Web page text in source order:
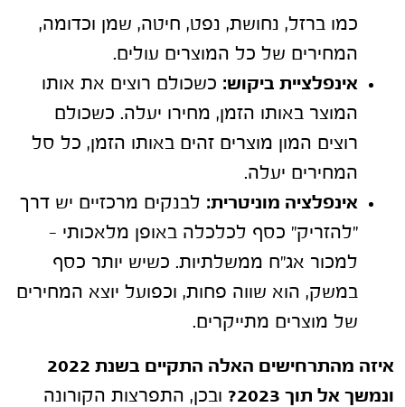
כמו ברזל, נחושת, נפט, חיטה, שמן וכדומה,
המחירים של כל המוצרים עולים.
אינפלציית ביקוש: כשכולם רוצים את אותו
המוצר באותו הזמן, מחירו יעלה. כשכולם
רוצים המון מוצרים זהים באותו הזמן, כל סל
המחירים יעלה.
אינפלציה מוניטרית: לבנקים מרכזיים יש דרך
"להזריק" כסף לכלכלה באופן מלאכותי –
למכור אג"ח ממשלתיות. כשיש יותר כסף
במשק, הוא שווה פחות, וכפועל יוצא המחירים
של מוצרים מתייקרים.
איזה מהתרחישים האלה התקיים בשנת 2022
ונמשך אל תוך 2023?
ובכן, התפרצות הקורונה